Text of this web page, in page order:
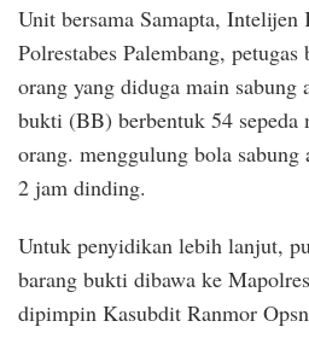
Unit bersama Samapta, Intelijen
Polrestabes Palembang,
orang yang diduga main sabung
bukti (BB) berbentuk 54 sepeda
orang. menggulung bola sabung
2 jam dinding.
Untuk penyidikan lebih lanjut,
barang bukti dibawa ke
dipimpin Kasubdit Ranmor